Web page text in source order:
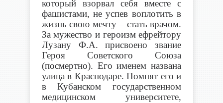
который взорвал себя вместе с
фашистами, не успев воплотить в
жизнь свою мечту – стать врачом.
За мужество и героизм ефрейтору
Лузану Ф.А. присвоено звание
Героя Советского Союза
(посмертно). Его именем названа
улица в Краснодаре. Помнят его и
в Кубанском государственном
медицинском университете,